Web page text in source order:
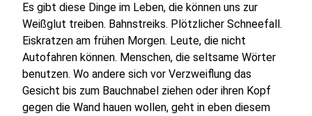
Es gibt diese Dinge im Leben, die können uns zur
Weißglut treiben. Bahnstreiks. Plötzlicher Schneefall.
Eiskratzen am frühen Morgen. Leute, die nicht
Autofahren können. Menschen, die seltsame Wörter
benutzen. Wo andere sich vor Verzweiflung das
Gesicht bis zum Bauchnabel ziehen oder ihren Kopf
gegen die Wand hauen wollen, geht in eben diesem